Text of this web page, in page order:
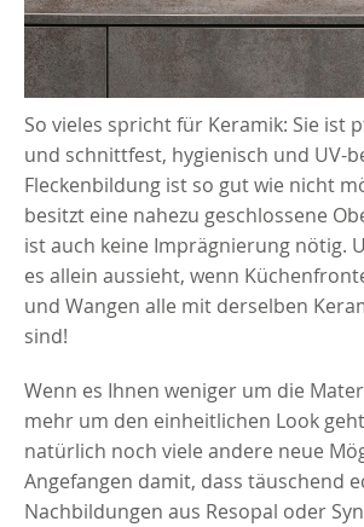
So vieles spricht für Keramik: Sie ist
und schnittfest, hygienisch und UV-
Fleckenbildung ist so gut wie nicht
besitzt eine nahezu geschlossene
ist auch keine Imprägnierung nötig.
es allein aussieht, wenn
und Wangen alle mit derselben
sind!
Wenn es Ihnen weniger um die
mehr um den einheitlichen Look
natürlich noch viele andere neue
Angefangen damit, dass täuschend
Nachbildungen aus Resopal oder